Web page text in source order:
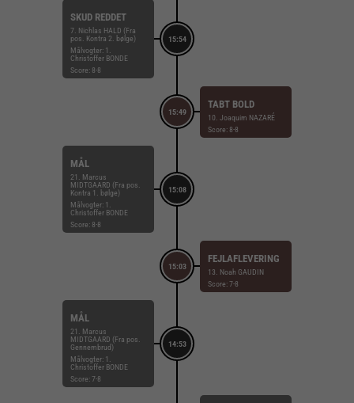
15:54
SKUD REDDET
7. Nichlas HALD (Fra
pos. Kontra 2. bølge)
Målvogter: 1.
Christoffer BONDE
Score: 8-8
15:49
TABT BOLD
10. Joaquim NAZARÉ
Score: 8-8
15:08
MÅL
21. Marcus
MIDTGAARD (Fra pos.
Kontra 1. bølge)
Målvogter: 1.
Christoffer BONDE
Score: 8-8
15:03
FEJLAFLEVERING
13. Noah GAUDIN
Score: 7-8
14:53
MÅL
21. Marcus
MIDTGAARD (Fra pos.
Gennembrud)
Målvogter: 1.
Christoffer BONDE
Score: 7-8